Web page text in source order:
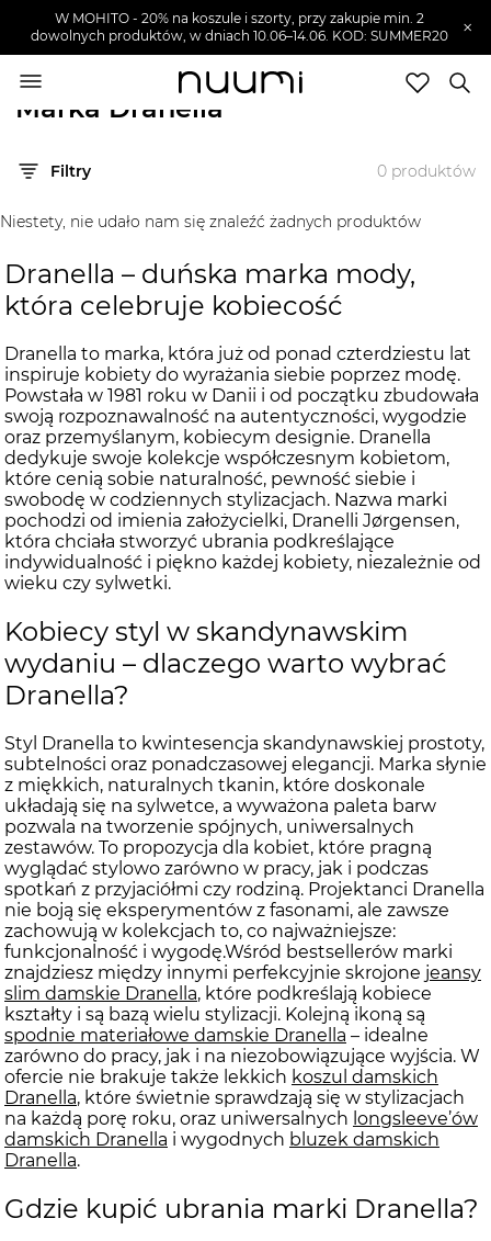
W MOHITO - 20% na koszule i szorty, przy zakupie min. 2
dowolnych produktów, w dniach 10.06–14.06. KOD: SUMMER20
×
Marka Dranella
Filtry 0 produktów
Niestety, nie udało nam się znaleźć żadnych produktów
Dranella – duńska marka mody,
która celebruje kobiecość
Dranella to marka, która już od ponad czterdziestu lat
inspiruje kobiety do wyrażania siebie poprzez modę.
Powstała w 1981 roku w Danii i od początku zbudowała
swoją rozpoznawalność na autentyczności, wygodzie
oraz przemyślanym, kobiecym designie. Dranella
dedykuje swoje kolekcje współczesnym kobietom,
które cenią sobie naturalność, pewność siebie i
swobodę w codziennych stylizacjach. Nazwa marki
pochodzi od imienia założycielki, Dranelli Jørgensen,
która chciała stworzyć ubrania podkreślające
indywidualność i piękno każdej kobiety, niezależnie od
wieku czy sylwetki.
Kobiecy styl w skandynawskim
wydaniu – dlaczego warto wybrać
Dranella?
Styl Dranella to kwintesencja skandynawskiej prostoty,
subtelności oraz ponadczasowej elegancji. Marka słynie
z miękkich, naturalnych tkanin, które doskonale
układają się na sylwetce, a wyważona paleta barw
pozwala na tworzenie spójnych, uniwersalnych
zestawów. To propozycja dla kobiet, które pragną
wyglądać stylowo zarówno w pracy, jak i podczas
spotkań z przyjaciółmi czy rodziną. Projektanci Dranella
nie boją się eksperymentów z fasonami, ale zawsze
zachowują w kolekcjach to, co najważniejsze:
funkcjonalność i wygodę.Wśród bestsellerów marki
znajdziesz między innymi perfekcyjnie skrojone jeansy
slim damskie Dranella, które podkreślają kobiece
kształty i są bazą wielu stylizacji. Kolejną ikoną są
spodnie materiałowe damskie Dranella – idealne
zarówno do pracy, jak i na niezobowiązujące wyjścia. W
ofercie nie brakuje także lekkich koszul damskich
Dranella, które świetnie sprawdzają się w stylizacjach
na każdą porę roku, oraz uniwersalnych longsleeve’ów
damskich Dranella i wygodnych bluzek damskich
Dranella.
Gdzie kupić ubrania marki Dranella?